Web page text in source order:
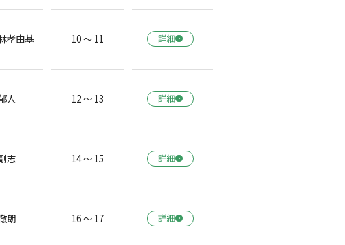
孝由基 10 ～ 11 詳細
人 12 ～ 13 詳細
志 14 ～ 15 詳細
朗 16 ～ 17 詳細